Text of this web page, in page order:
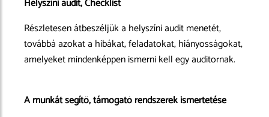
Helyszíni audit, Checklist
Részletesen átbeszéljük a helyszíni audit menetét,
továbbá azokat a hibákat, feladatokat, hiányosságokat,
amelyeket mindenképpen ismerni kell egy auditornak.
A munkát segítő, támogató rendszerek ismertetése